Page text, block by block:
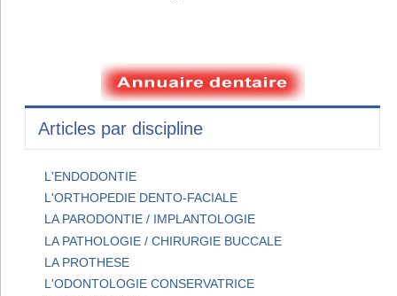
Articles par discipline
L'ENDODONTIE
L'ORTHOPEDIE DENTO-FACIALE
LA PARODONTIE / IMPLANTOLOGIE
LA PATHOLOGIE / CHIRURGIE BUCCALE
LA PROTHESE
L'ODONTOLOGIE CONSERVATRICE